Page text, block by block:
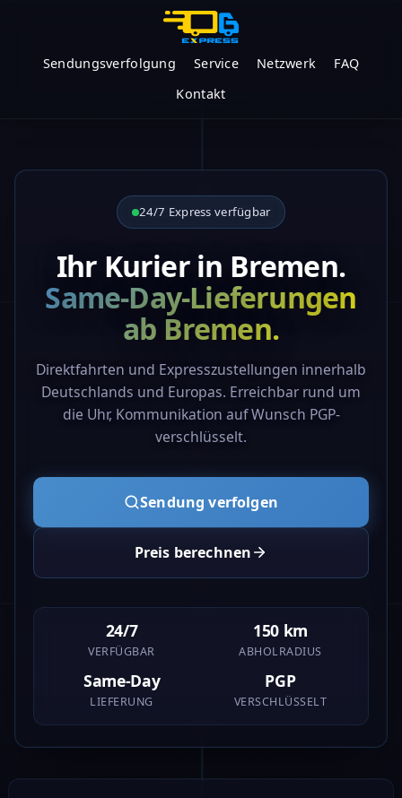
Sendungsverfolgung Service Netzwerk
FAQ
Kontakt
24/7 Express verfügbar
Ihr Kurier in Bremen.
Same-Day-Lieferungen
ab Bremen.
Direktfahrten und Expresszustellungen innerhalb
Deutschlands und Europas. Erreichbar rund um
die Uhr, Kommunikation auf Wunsch PGP-
verschlüsselt.
Sendung verfolgen
Preis berechnen
24/7
VERFÜGBAR
150 km
ABHOLRADIUS
Same-Day
LIEFERUNG
PGP
VERSCHLÜSSELT